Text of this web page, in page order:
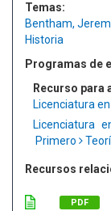
Temas:
Bentham,
Historia
Programas de
Recurso para
Licenciatura
Licenciatura
Primero
Recursos
PDF